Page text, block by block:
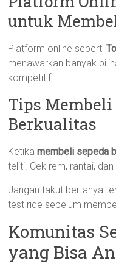
untuk
Platform online seperti
menawarkan banyak
kompetitif.
Tips Membeli
Berkualitas
Ketikamembeli sepeda
teliti. Cek rem, rantai, dan
Jangan takut bertanya
test ride sebelum
Komunitas
yang Bisa